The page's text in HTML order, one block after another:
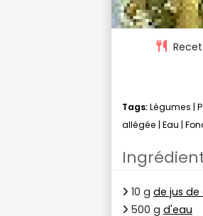
Tags:Légumes |
allégée | Eau |
10 g de jus de
500 g d'eau